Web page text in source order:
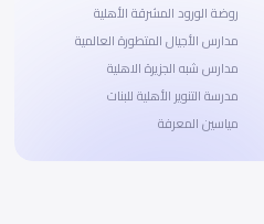
روضة الورود المشرقة الأهلية
مدارس الأجيال المتطورة العالمية
مدارس شبه الجزيرة الاهلية
مدرسة التنوير الأهلية للبنات
مياسين المعرفة